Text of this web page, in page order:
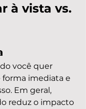
à vista vs.
você quer
imediata e
Em geral,
reduz o impacto